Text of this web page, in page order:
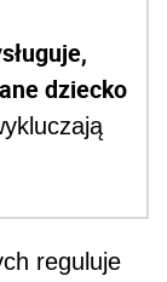
dziecko
reguluje